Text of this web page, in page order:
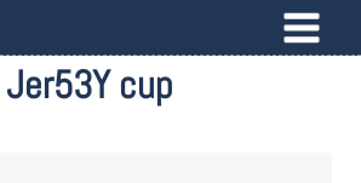
Jer53Y cup